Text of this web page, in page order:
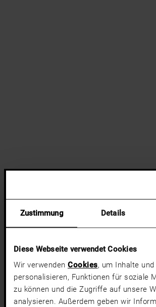
Zustimmung Details
Diese Webseite verwendet Cookies
Wir verwenden Cookies, um Inhalte
personalisieren, Funktionen für soziale
zu können und die Zugriffe auf unsere
analysieren. Außerdem geben wir